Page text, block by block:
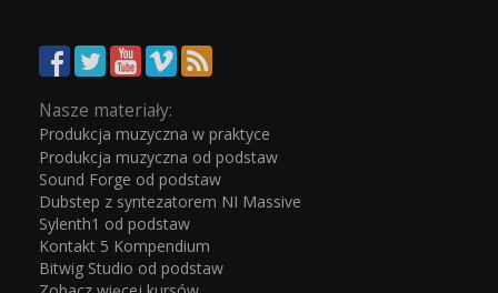
Nasze materiały:
Produkcja muzyczna w praktyce
Produkcja muzyczna od podstaw
Sound Forge od podstaw
Dubstep z syntezatorem NI Massive
Sylenth1 od podstaw
Kontakt 5 Kompendium
Bitwig Studio od podstaw